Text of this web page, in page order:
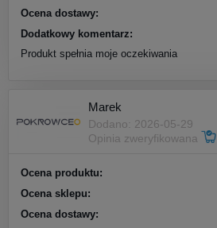
Ocena dostawy:
Dodatkowy komentarz:
Produkt spełnia moje oczekiwania
Marek
Dodano: 2026-05-29
Opinia zweryfikowana
Ocena produktu:
Ocena sklepu:
Ocena dostawy: